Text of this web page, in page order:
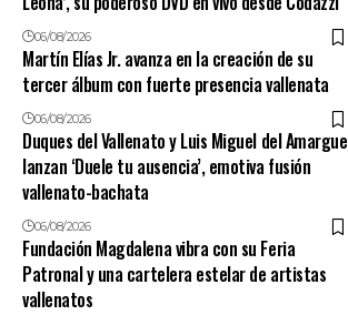
06/08/2026
Martín Elías Jr. avanza en la creación de su
tercer álbum con fuerte presencia vallenata
06/08/2026
Duques del Vallenato y Luis Miguel del Amargue
lanzan ‘Duele tu ausencia’, emotiva fusión
vallenato-bachata
06/08/2026
Fundación Magdalena vibra con su Feria
Patronal y una cartelera estelar de artistas
vallenatos